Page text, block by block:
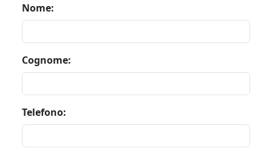
Nome:
Cognome:
Telefono: